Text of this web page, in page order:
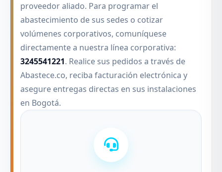
proveedor aliado. Para programar el
abastecimiento de sus sedes o cotizar
volúmenes corporativos, comuníquese
directamente a nuestra línea corporativa:
3245541221. Realice sus pedidos a través de
Abastece.co, reciba facturación electrónica y
asegure entregas directas en sus instalaciones
en Bogotá.